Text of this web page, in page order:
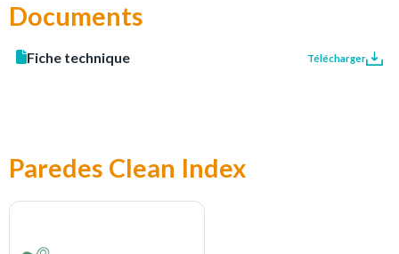
Documents
Fiche technique Télécharger
Paredes Clean Index